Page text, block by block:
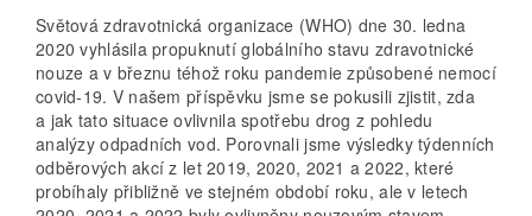
Světová zdravotnická organizace (WHO) dne 30. ledna
2020 vyhlásila propuknutí globálního stavu zdravotnické
nouze a v březnu téhož roku pandemie způsobené nemocí
covid-19. V našem příspěvku jsme se pokusili zjistit, zda
a jak tato situace ovlivnila spotřebu drog z pohledu
analýzy odpadních vod. Porovnali jsme výsledky týdenních
odběrových akcí z let 2019, 2020, 2021 a 2022, které
probíhaly přibližně ve stejném období roku, ale v letech